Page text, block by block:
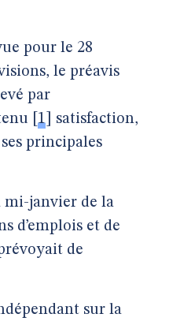
pour le 28
le préavis
par
1
satisfaction,
principales
mi-janvier de la
d’emplois et de
de
sur la